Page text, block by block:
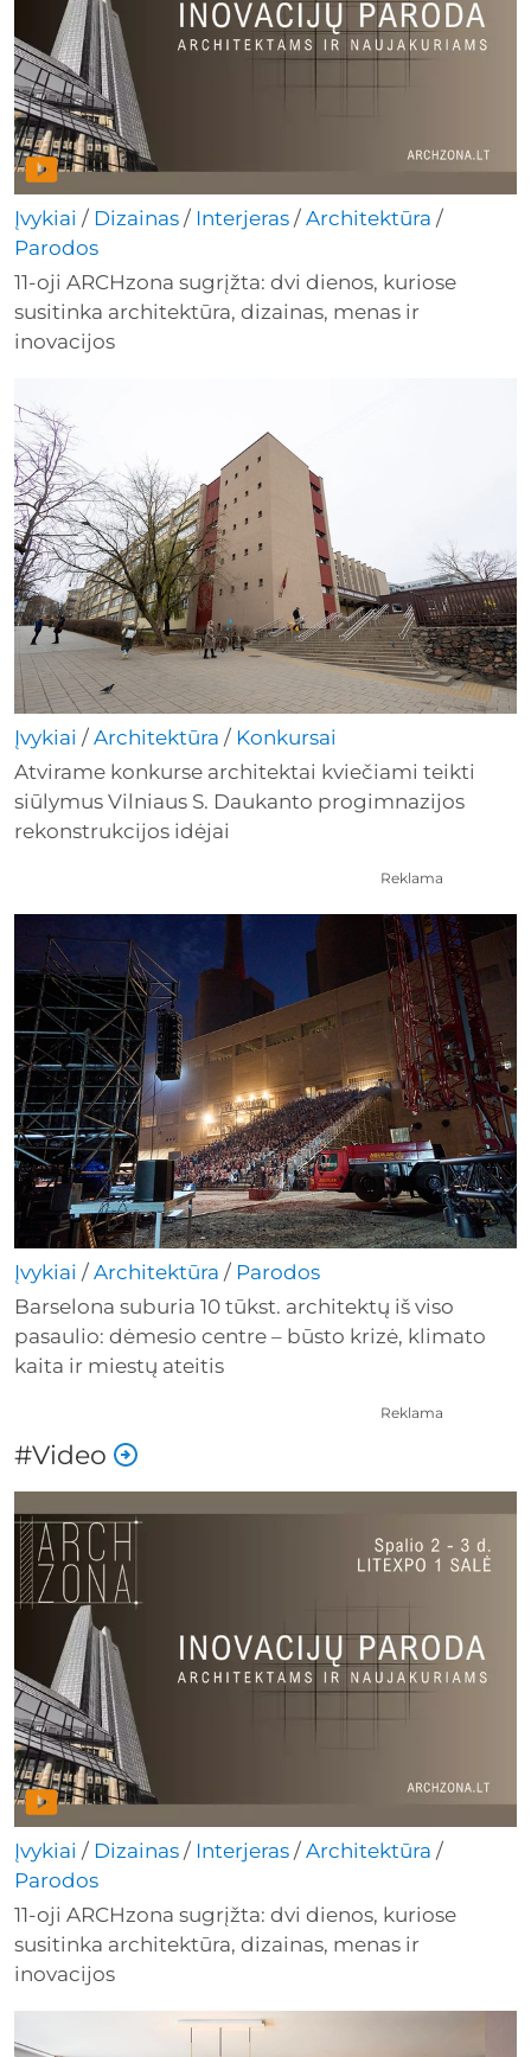
Įvykiai / Dizainas / Interjeras / Architektūra /
Parodos
11-oji ARCHzona sugrįžta: dvi dienos, kuriose
susitinka architektūra, dizainas, menas ir
inovacijos
Įvykiai / Architektūra / Konkursai
Atvirame konkurse architektai kviečiami teikti
siūlymus Vilniaus S. Daukanto progimnazijos
rekonstrukcijos idėjai
Įvykiai / Architektūra / Parodos
Barselona suburia 10 tūkst. architektų iš viso
pasaulio: dėmesio centre – būsto krizė, klimato
kaita ir miestų ateitis
Reklama
Reklama
#Video
Įvykiai / Dizainas / Interjeras / Architektūra /
Parodos
11-oji ARCHzona sugrįžta: dvi dienos, kuriose
susitinka architektūra, dizainas, menas ir
inovacijos